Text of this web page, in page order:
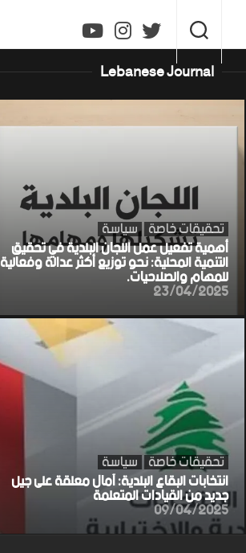
content
Lebanese Journal
تحقيقات خاصة سياسة
أهمية تفعيل عمل اللجان البلدية في تحقيق
التنمية المحلية: نحو توزيع أكثر عدالة وفعالية
للمهام والصلاحيات.
23/04/2025
تحقيقات خاصة سياسة
انتخابات البقاع البلدية: آمال معلقة على جيل
جديد من القيادات المتعلمة
09/04/2025